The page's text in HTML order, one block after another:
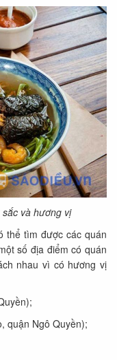
và hương vị
thể tìm được các quán
số địa điểm có quán
nhau vì có hương vị
quận Ngô Quyền);